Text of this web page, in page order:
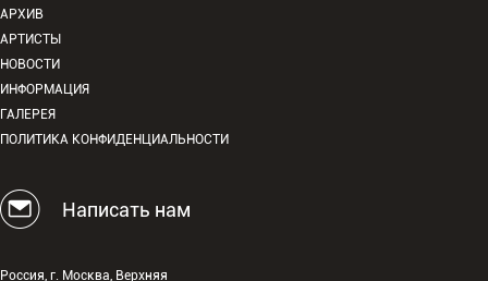
АРХИВ
АРТИСТЫ
НОВОСТИ
ИНФОРМАЦИЯ
ГАЛЕРЕЯ
ПОЛИТИКА КОНФИДЕНЦИАЛЬНОСТИ
Написать нам
Россия, г. Москва, Верхняя